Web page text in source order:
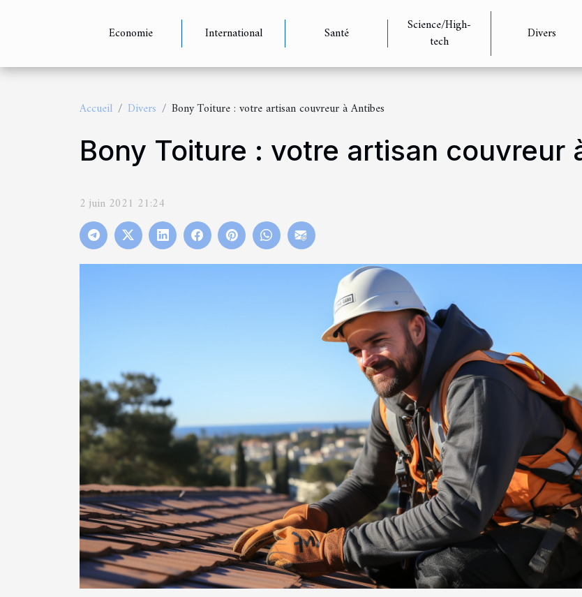
Economie International Santé
Science/High-
tech
Divers
Accueil Divers Bony Toiture : votre artisan couvreur à Antibes
Bony Toiture : votre artisan couvreur
2 juin 2021 21:24